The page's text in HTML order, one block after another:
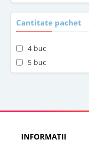
Cantitate pachet
4 buc
5 buc
INFORMATII